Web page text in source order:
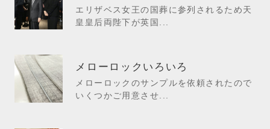
エリザベス女王の国葬に参列されるため天
皇皇后両陛下が英国...
メローロックいろいろ
メローロックのサンプルを依頼されたので
いくつかご用意させ...